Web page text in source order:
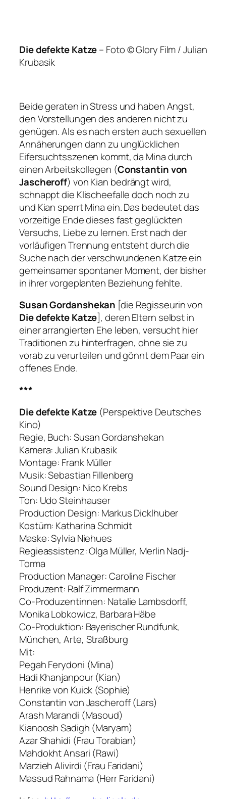
Die defekte Katze– Foto © Glory Film / Julian
Krubasik
Beide geraten in Stress und haben Angst,
den Vorstellungen des anderen nicht zu
genügen. Als es nach ersten auch sexuellen
Annäherungen dann zu unglücklichen
Eifersuchtsszenen kommt, da Mina durch
einen Arbeitskollegen (Constantin von
Jascheroff) von Kian bedrängt wird,
schnappt die Klischeefalle doch noch zu
und Kian sperrt Mina ein. Das bedeutet das
vorzeitige Ende dieses fast geglückten
Versuchs, Liebe zu lernen. Erst nach der
vorläufigen Trennung entsteht durch die
Suche nach der verschwundenen Katze ein
gemeinsamer spontaner Moment, der bisher
in ihrer vorgeplanten Beziehung fehlte.
Susan Gordanshekan [die Regisseurin von
Die defekte Katze], deren Eltern selbst in
einer arrangierten Ehe leben, versucht hier
Traditionen zu hinterfragen, ohne sie zu
vorab zu verurteilen und gönnt dem Paar ein
offenes Ende.
***
Die defekte Katze (Perspektive Deutsches
Kino)
Regie, Buch: Susan Gordanshekan
Kamera: Julian Krubasik
Montage: Frank Müller
Musik: Sebastian Fillenberg
Sound Design: Nico Krebs
Ton: Udo Steinhauser
Production Design: Markus Dicklhuber
Kostüm: Katharina Schmidt
Maske: Sylvia Niehues
Regieassistenz: Olga Müller, Merlin Nadj-
Torma
Production Manager: Caroline Fischer
Produzent: Ralf Zimmermann
Co-Produzentinnen: Natalie Lambsdorff,
Monika Lobkowicz, Barbara Häbe
Co-Produktion: Bayerischer Rundfunk,
München, Arte, Straßburg
Mit:
Pegah Ferydoni (Mina)
Hadi Khanjanpour (Kian)
Henrike von Kuick (Sophie)
Constantin von Jascheroff (Lars)
Arash Marandi (Masoud)
Kianoosh Sadigh (Maryam)
Azar Shahidi (Frau Torabian)
Mahdokht Ansari (Rawi)
Marzieh Alivirdi (Frau Faridani)
Massud Rahnama (Herr Faridani)